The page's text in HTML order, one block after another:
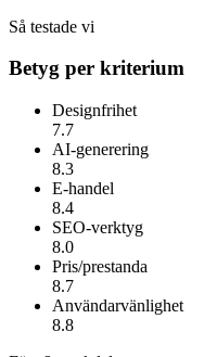
Så testade vi
Betyg per kriterium
Designfrihet
7.7
AI-generering
8.3
E-handel
8.4
SEO-verktyg
8.0
Pris/prestanda
8.7
Användarvänlighet
8.8